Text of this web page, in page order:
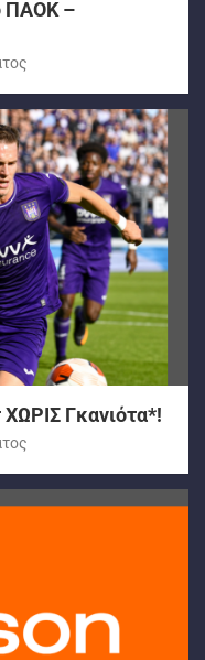
ΠΑΟΚ –
Γκανιότα*!